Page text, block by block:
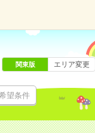
望条件
関東版 エリア変更